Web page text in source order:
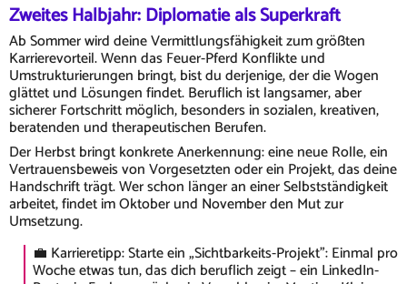
Zweites Halbjahr: Diplomatie als Superkraft
Ab Sommer wird deine Vermittlungsfähigkeit zum größten
Karrierevorteil. Wenn das Feuer-Pferd Konflikte und
Umstrukturierungen bringt, bist du derjenige, der die Wogen
glättet und Lösungen findet. Beruflich ist langsamer, aber
sicherer Fortschritt möglich, besonders in sozialen, kreativen,
beratenden und therapeutischen Berufen.
Der Herbst bringt konkrete Anerkennung: eine neue Rolle, ein
Vertrauensbeweis von Vorgesetzten oder ein Projekt, das deine
Handschrift trägt. Wer schon länger an einer Selbstständigkeit
arbeitet, findet im Oktober und November den Mut zur
Umsetzung.
💼 Karrieretipp: Starte ein „Sichtbarkeits-Projekt": Einmal pro
Woche etwas tun, das dich beruflich zeigt – ein LinkedIn-